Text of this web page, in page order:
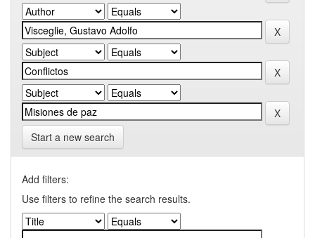
Start a new search
Add filters:
Use filters to refine the search results.